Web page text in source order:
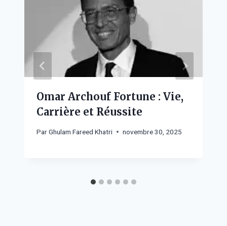
Omar Archouf Fortune : Vie,
Carrière et Réussite
ParGhulam Fareed Khatri novembre 30, 2025